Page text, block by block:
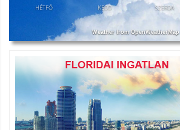
HÉTFŐ KEDD SZERDA
Weather from OpenWeatherMap